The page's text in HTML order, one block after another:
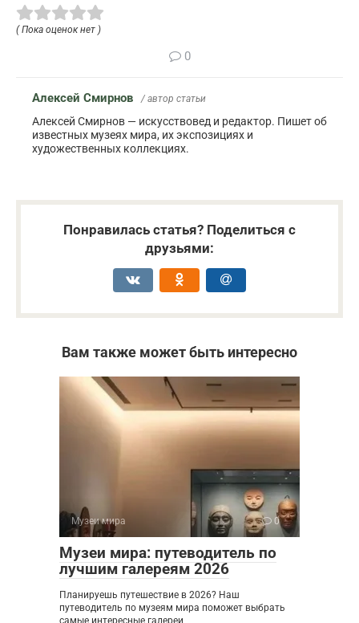
( Пока оценок нет )
0
Алексей Смирнов / автор статьи
Алексей Смирнов — искусствовед и редактор. Пишет об
известных музеях мира, их экспозициях и
художественных коллекциях.
Понравилась статья? Поделиться с
друзьями:
Вам также может быть интересно
Музеи мира 0
Музеи мира: путеводитель по
лучшим галереям 2026
Планируешь путешествие в 2026? Наш
путеводитель по музеям мира поможет выбрать
самые интересные галереи